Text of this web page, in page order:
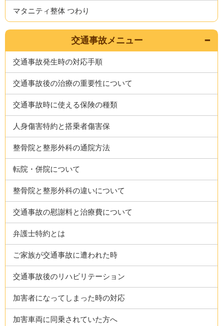
マタニティ整体 つわり
交通事故メニュー
交通事故発生時の対応手順
交通事故後の治療の重要性について
交通事故時に使える保険の種類
人身傷害特約と搭乗者傷害保
整骨院と整形外科の通院方法
転院・併院について
整骨院と整形外科の違いについて
交通事故の慰謝料と治療費について
弁護士特約とは
ご家族が交通事故に遭われた時
交通事故後のリハビリテーション
加害者になってしまった時の対応
加害車両に同乗されていた方へ